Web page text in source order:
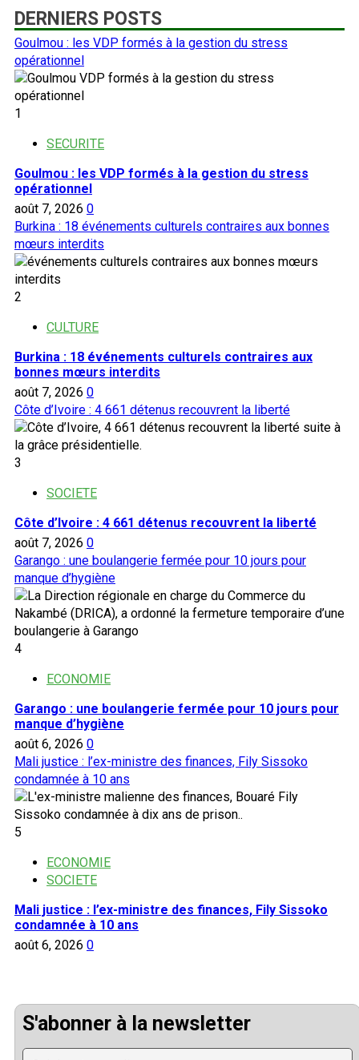
DERNIERS POSTS
Goulmou : les VDP formés à la gestion du stress
opérationnel
1
SECURITE
Goulmou : les VDP formés à la gestion du stress
opérationnel
août 7, 2026 0
Burkina : 18 événements culturels contraires aux bonnes
mœurs interdits
2
CULTURE
Burkina : 18 événements culturels contraires aux
bonnes mœurs interdits
août 7, 2026 0
Côte d’Ivoire : 4 661 détenus recouvrent la liberté
3
SOCIETE
Côte d’Ivoire : 4 661 détenus recouvrent la liberté
août 7, 2026 0
Garango : une boulangerie fermée pour 10 jours pour
manque d’hygiène
4
ECONOMIE
Garango : une boulangerie fermée pour 10 jours pour
manque d’hygiène
août 6, 2026 0
Mali justice : l’ex-ministre des finances, Fily Sissoko
condamnée à 10 ans
5
ECONOMIE
SOCIETE
Mali justice : l’ex-ministre des finances, Fily Sissoko
condamnée à 10 ans
août 6, 2026 0
S'abonner à la newsletter